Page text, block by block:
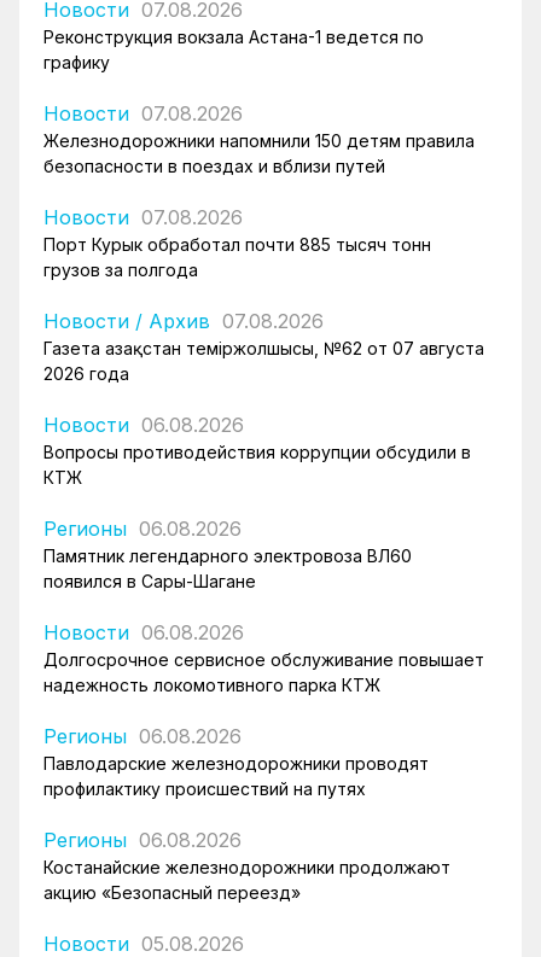
Новости 07.08.2026
Реконструкция вокзала Астана-1 ведется по
графику
Новости 07.08.2026
Железнодорожники напомнили 150 детям правила
безопасности в поездах и вблизи путей
Новости 07.08.2026
Порт Курык обработал почти 885 тысяч тонн
грузов за полгода
Новости / Архив 07.08.2026
Газета Қазақстан теміржолшысы, №62 от 07 августа
2026 года
Новости 06.08.2026
Вопросы противодействия коррупции обсудили в
КТЖ
Регионы 06.08.2026
Памятник легендарного электровоза ВЛ60
появился в Сары-Шагане
Новости 06.08.2026
Долгосрочное сервисное обслуживание повышает
надежность локомотивного парка КТЖ
Регионы 06.08.2026
Павлодарские железнодорожники проводят
профилактику происшествий на путях
Регионы 06.08.2026
Костанайские железнодорожники продолжают
акцию «Безопасный переезд»
Новости 05.08.2026